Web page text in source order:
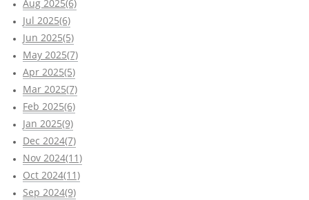
Aug 2025(6)
Jul 2025(6)
Jun 2025(5)
May 2025(7)
Apr 2025(5)
Mar 2025(7)
Feb 2025(6)
Jan 2025(9)
Dec 2024(7)
Nov 2024(11)
Oct 2024(11)
Sep 2024(9)